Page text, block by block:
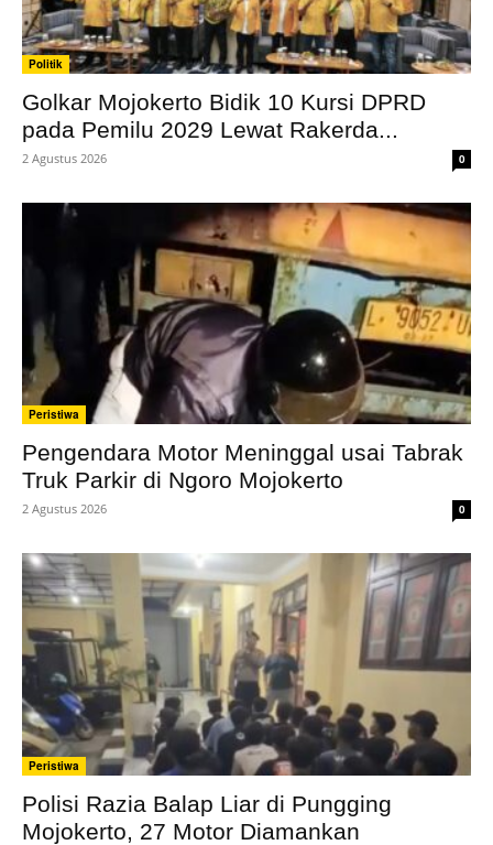
Politik
Golkar Mojokerto Bidik 10 Kursi DPRD
pada Pemilu 2029 Lewat Rakerda...
2 Agustus 2026 0
Peristiwa
Pengendara Motor Meninggal usai Tabrak
Truk Parkir di Ngoro Mojokerto
2 Agustus 2026 0
Peristiwa
Polisi Razia Balap Liar di Pungging
Mojokerto, 27 Motor Diamankan